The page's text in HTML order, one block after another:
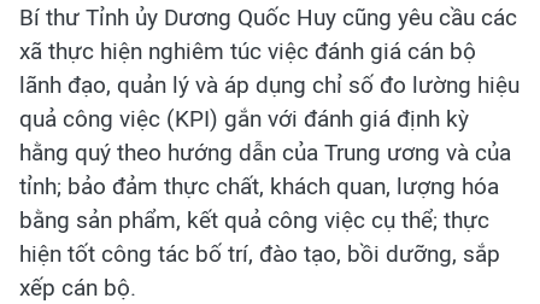
Bí thư Tỉnh ủy Dương Quốc Huy cũng yêu cầu các
xã thực hiện nghiêm túc việc đánh giá cán bộ
lãnh đạo, quản lý và áp dụng chỉ số đo lường hiệu
quả công việc (KPI) gắn với đánh giá định kỳ
hằng quý theo hướng dẫn của Trung ương và của
tỉnh; bảo đảm thực chất, khách quan, lượng hóa
bằng sản phẩm, kết quả công việc cụ thể; thực
hiện tốt công tác bố trí, đào tạo, bồi dưỡng, sắp
xếp cán bộ.